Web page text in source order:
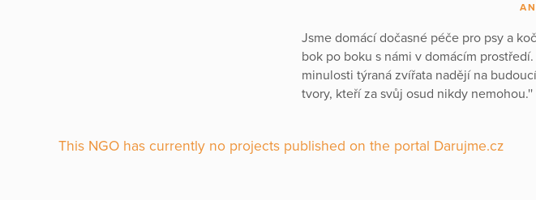
Jsme domácí dočasné péče pro psy a
bok po boku s námi v domácím
minulosti týraná zvířata nadějí na
tvory, kteří za svůj osud nikdy nemohou.''
This NGO has currently no projects published on the portal Darujme.cz